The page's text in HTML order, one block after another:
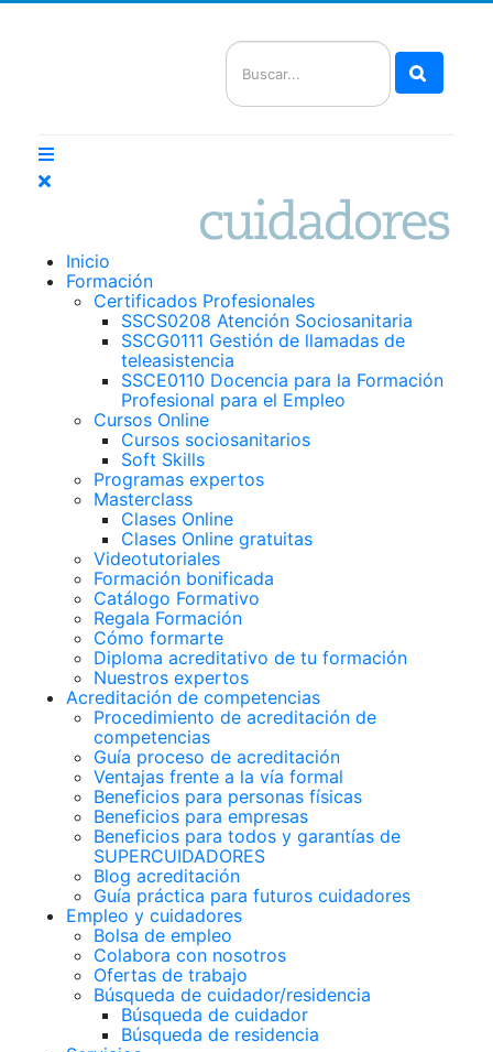
Inicio
Formación
Certificados Profesionales
SSCS0208 Atención Sociosanitaria
SSCG0111 Gestión de llamadas de
teleasistencia
SSCE0110 Docencia para la Formación
Profesional para el Empleo
Cursos Online
Cursos sociosanitarios
Soft Skills
Programas expertos
Masterclass
Clases Online
Clases Online gratuitas
Videotutoriales
Formación bonificada
Catálogo Formativo
Regala Formación
Cómo formarte
Diploma acreditativo de tu formación
Nuestros expertos
Acreditación de competencias
Procedimiento de acreditación de
competencias
Guía proceso de acreditación
Ventajas frente a la vía formal
Beneficios para personas físicas
Beneficios para empresas
Beneficios para todos y garantías de
SUPERCUIDADORES
Blog acreditación
Guía práctica para futuros cuidadores
Empleo y cuidadores
Bolsa de empleo
Colabora con nosotros
Ofertas de trabajo
Búsqueda de cuidador/residencia
Búsqueda de cuidador
Búsqueda de residencia